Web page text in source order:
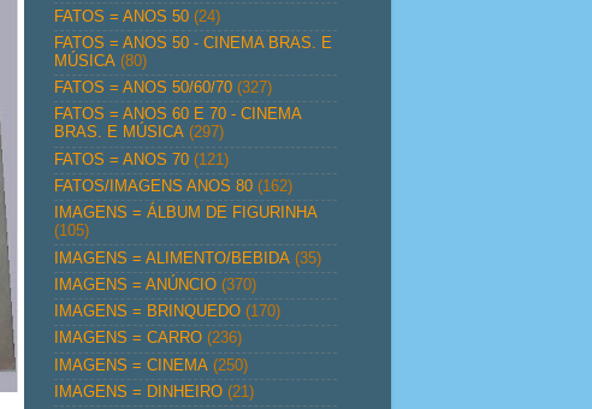
FATOS = ANOS 50 (24)
FATOS = ANOS 50 - CINEMA BRAS. E
MÚSICA (80)
FATOS = ANOS 50/60/70 (327)
FATOS = ANOS 60 E 70 - CINEMA
BRAS. E MÚSICA (297)
FATOS = ANOS 70 (121)
FATOS/IMAGENS ANOS 80 (162)
IMAGENS = ÁLBUM DE FIGURINHA
(105)
IMAGENS = ALIMENTO/BEBIDA (35)
IMAGENS = ANÚNCIO (370)
IMAGENS = BRINQUEDO (170)
IMAGENS = CARRO (236)
IMAGENS = CINEMA (250)
IMAGENS = DINHEIRO (21)